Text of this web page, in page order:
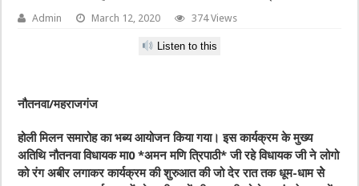
Admin March 12, 2020 374 Views
Listen to this
नौतनवा/महराजगंज
होली मिलन समारोह का भब्य आयोजन किया गया। इस कार्यक्रम के मुख्य
अतिथि नौतनवा विधायक मा0 *अमन मणि त्रिपाठी* जी रहे विधायक जी ने लोगो
को रंग अबीर लगाकर कार्यक्रम की शुरुआत की जो देर रात तक धूम-धाम सेे